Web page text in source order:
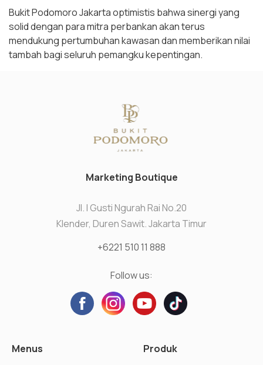
Bukit Podomoro Jakarta optimistis bahwa sinergi yang
solid dengan para mitra perbankan akan terus
mendukung pertumbuhan kawasan dan memberikan nilai
tambah bagi seluruh pemangku kepentingan.
Marketing Boutique
Jl. I Gusti Ngurah Rai No.20
Klender, Duren Sawit. Jakarta Timur
+6221 510 11 888
Follow us:
Menus Produk